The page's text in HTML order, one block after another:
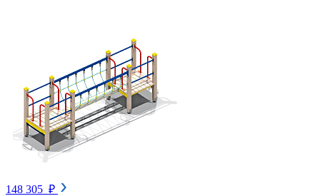
148 305 ₽